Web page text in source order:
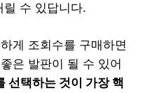
수 있답니다.
게 조회수를 구매하면
은 발판이 될 수 있어
선택하는 것이 가장 핵